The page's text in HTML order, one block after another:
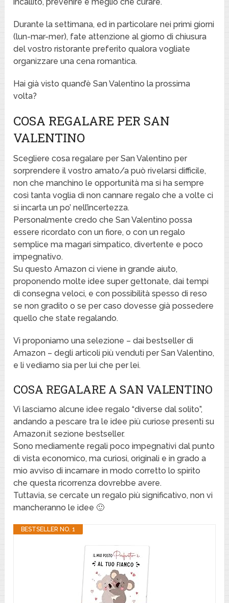
Durante la settimana, ed in particolare nei primi giorni
(lun-mar-mer), fate attenzione al giorno di chiusura
del vostro ristorante preferito qualora vogliate
organizzare una cena romantica.
Hai già visto quand’è San Valentino la prossima
volta?
COSA REGALARE PER SAN
VALENTINO
Scegliere cosa regalare per San Valentino per
sorprendere il vostro amato/a può rivelarsi difficile,
non che manchino le opportunità ma si ha sempre
così tanta voglia di non cannare regalo che a volte ci
si incarta un po’ nell’incertezza.
Personalmente credo che San Valentino possa
essere ricordato con un fiore, o con un regalo
semplice ma magari simpatico, divertente e poco
impegnativo.
Su questo Amazon ci viene in grande aiuto,
proponendo molte idee super gettonate, dai tempi
di consegna veloci, e con possibilità spesso di reso
se non gradito o se per caso dovesse già possedere
quello che state regalando.
Vi proponiamo una selezione – dai bestseller di
Amazon – degli articoli più venduti per San Valentino,
e li vediamo sia per lui che per lei.
COSA REGALARE A SAN VALENTINO
Vi lasciamo alcune idee regalo “diverse dal solito”,
andando a pescare tra le idee più curiose presenti su
Amazon.it sezione bestseller.
Sono mediamente regali poco impegnativi dal punto
di vista economico, ma curiosi, originali e in grado a
mio avviso di incarnare in modo corretto lo spirito
che questa ricorrenza dovrebbe avere.
Tuttavia, se cercate un regalo più significativo, non vi
mancheranno le idee 🙂
BESTSELLER NO. 1